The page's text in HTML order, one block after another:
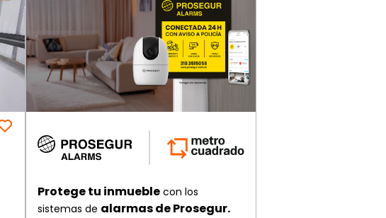
Protege tu inmueble con los
sistemas de alarmas de Prosegur.